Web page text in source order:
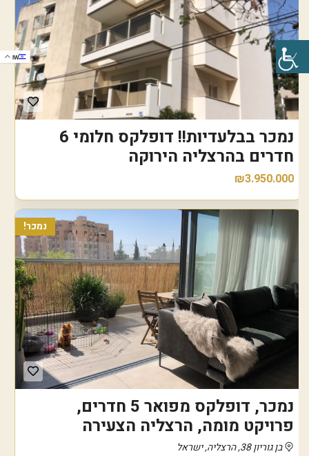
נמכר בבלעדיות!! דופלקס חלומי 6
חדרים בהרצליה הירוקה
₪3.950.000
נמכר!
נמכר, דופלקס מפואר 5 חדרים,
פרויקט מומה, הרצליה הצעירה
בן גוריון 38, הרצליה, ישראל
IW